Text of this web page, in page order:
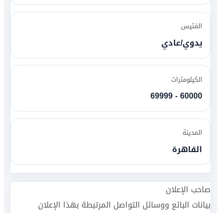
الفتيس
يدوي/عادي
الكيلومترات
60000 - 69999
المدينة
القاهرة
صاحب الإعلان
بيانات البائع ووسائل التواصل المرتبطة بهذا الإعلان